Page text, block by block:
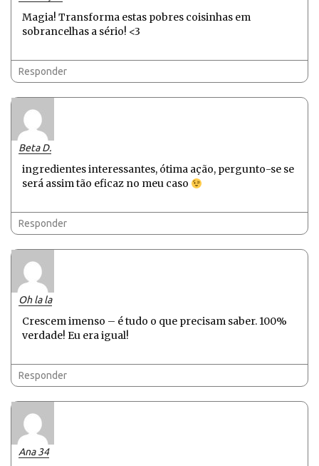
Magia! Transforma estas pobres coisinhas em
sobrancelhas a sério! <3
Responder
Beta D.
ingredientes interessantes, ótima ação, pergunto-se se
será assim tão eficaz no meu caso
Responder
Oh la la
Crescem imenso – é tudo o que precisam saber. 100%
verdade! Eu era igual!
Responder
Ana 34